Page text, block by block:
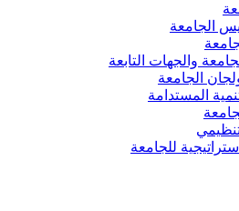
الجامعة
والجهات التابعة
الجامعة
المستدامة
للجامعة